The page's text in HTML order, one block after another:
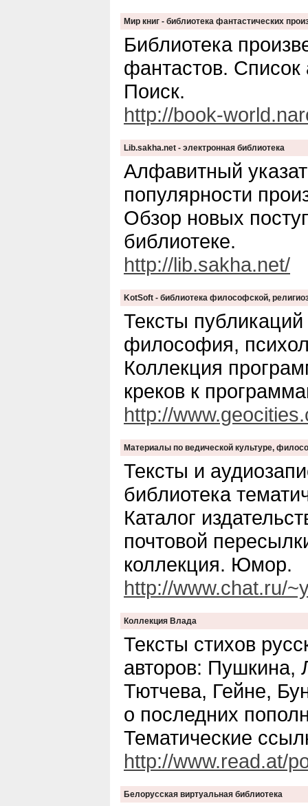
Мир книг - библиотека фантастических
Библиотека
фантастов. Список
Поиск.
http://book-
Lib.sakha.net - электронная библиотека
Алфавитный
популярности
Обзор новых
библиотеке.
http://lib.sakha.net/
KotSoft - библиотека философской,
Тексты
философия,
Коллекция
креков к
http://
Материалы по ведической культуре,
Тексты и
библиотека
Каталог
почтовой
коллекция. Юмор.
http://www.chat.ru/
Коллекция Влада
Тексты стихов
авторов: Пушкина,
Тютчева, Гейне,
о последних
Тематические
http://www.read.at/
Белорусская виртуальная библиотека